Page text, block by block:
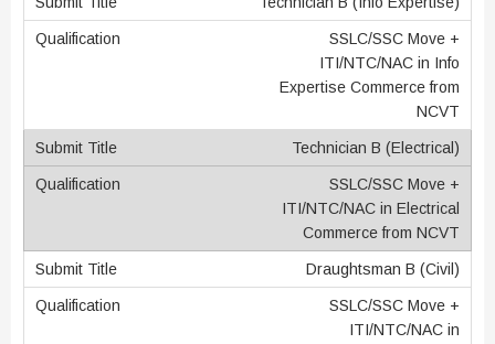
SSLC/SSC Move +
ITI/NTC/NAC in Info
Expertise Commerce from
NCVT
Technician B (Electrical)
SSLC/SSC Move +
ITI/NTC/NAC in Electrical
Commerce from NCVT
Draughtsman B (Civil)
SSLC/SSC Move +
ITI/NTC/NAC in